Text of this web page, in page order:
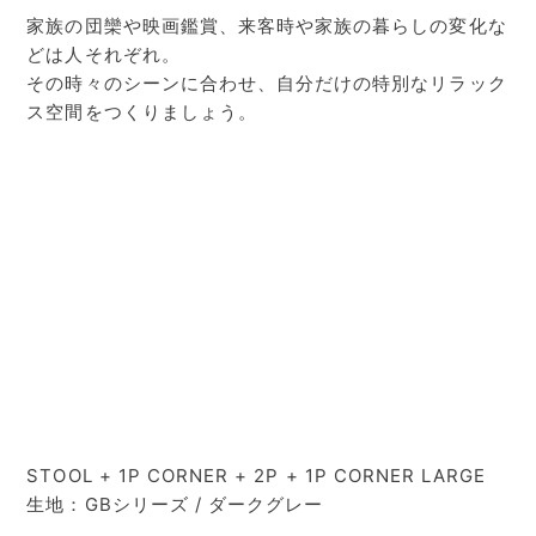
家族の団欒や映画鑑賞、来客時や家族の暮らしの変化な
どは人それぞれ。
その時々のシーンに合わせ、自分だけの特別なリラック
ス空間をつくりましょう。
STOOL + 1P CORNER + 2P + 1P CORNER LARGE
生地：GBシリーズ / ダークグレー